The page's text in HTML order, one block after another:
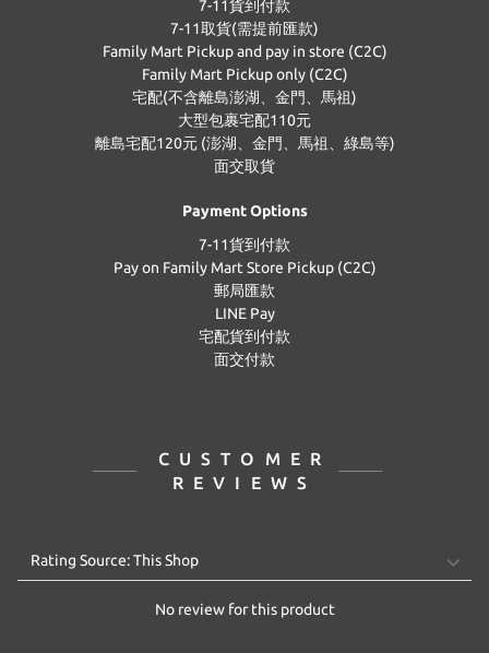
7-11貨到付款
7-11取貨(需提前匯款)
Family Mart Pickup and pay in store (C2C)
Family Mart Pickup only (C2C)
宅配(不含離島澎湖、金門、馬祖)
大型包裹宅配110元
離島宅配120元 (澎湖、金門、馬祖、綠島等)
面交取貨
Payment Options
7-11貨到付款
Pay on Family Mart Store Pickup (C2C)
郵局匯款
LINE Pay
宅配貨到付款
面交付款
CUSTOMER
REVIEWS
No review for this product